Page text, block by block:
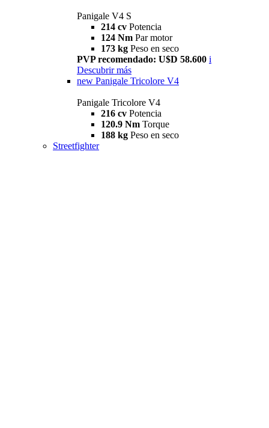
Panigale V4 S
214 cv Potencia
124 Nm Par motor
173 kg Peso en seco
PVP recomendado: U$D 58.600 i
Descubrir más
new Panigale Tricolore V4
Panigale Tricolore V4
216 cv Potencia
120.9 Nm Torque
188 kg Peso en seco
Streetfighter